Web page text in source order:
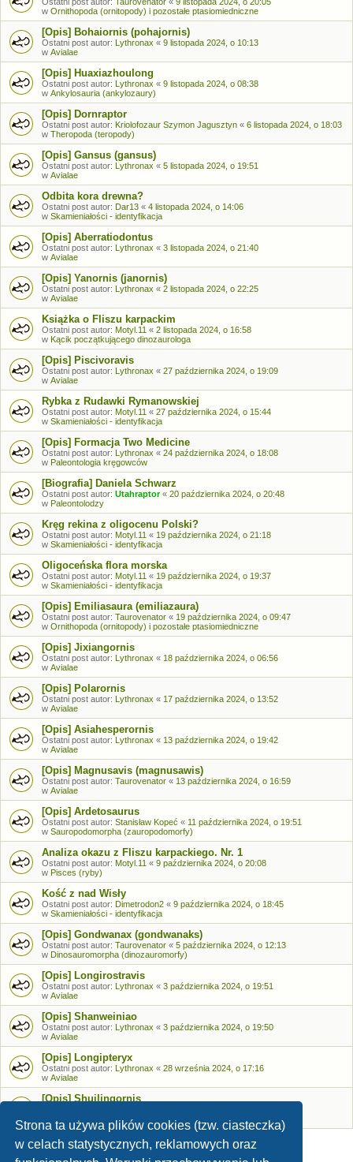
Strona ta używa plików cookies (tzw. ciasteczka)
w celach statystycznych, reklamowych oraz
w Ornithopoda (ornitopody) i pozostałe ptasiomiedniczne
[Opis] Bohaiornis (pohajornis)
Ostatni post autor: Lythronax « 9 listopada 2024, o 10:13
w Avialae
[Opis] Huaxiazhoulong
Ostatni post autor: Lythronax « 9 listopada 2024, o 08:38
w Ankylosauria (ankylozaury)
[Opis] Dornraptor
Ostatni post autor: Kriolofozaur Szymon Jagusztyn « 6 listopada 2024, o 18:03
w Theropoda (teropody)
[Opis] Gansus (gansus)
Ostatni post autor: Lythronax « 5 listopada 2024, o 19:51
w Avialae
Odbita kora drewna?
Ostatni post autor: Dar13 « 4 listopada 2024, o 14:06
w Skamieniałości - identyfikacja
[Opis] Aberratiodontus
Ostatni post autor: Lythronax « 3 listopada 2024, o 21:40
w Avialae
[Opis] Yanornis (janornis)
Ostatni post autor: Lythronax « 2 listopada 2024, o 22:25
w Avialae
Książka o Fliszu karpackim
Ostatni post autor: Motyl.11 « 2 listopada 2024, o 16:58
w Kącik początkującego dinozaurologa
[Opis] Piscivoravis
Ostatni post autor: Lythronax « 27 października 2024, o 19:09
w Avialae
Rybka z Rudawki Rymanowskiej
Ostatni post autor: Motyl.11 « 27 października 2024, o 15:44
w Skamieniałości - identyfikacja
[Opis] Formacja Two Medicine
Ostatni post autor: Lythronax « 24 października 2024, o 18:08
w Paleontologia kręgowców
[Biografia] Daniela Schwarz
Ostatni post autor: Utahraptor« 20 października 2024, o 20:48
w Paleontolodzy
Kręg rekina z oligocenu Polski?
Ostatni post autor: Motyl.11 « 19 października 2024, o 21:18
w Skamieniałości - identyfikacja
Oligoceńska flora morska
Ostatni post autor: Motyl.11 « 19 października 2024, o 19:37
w Skamieniałości - identyfikacja
[Opis] Emiliasaura (emiliazaura)
Ostatni post autor: Taurovenator « 19 października 2024, o 09:47
w Ornithopoda (ornitopody) i pozostałe ptasiomiedniczne
[Opis] Jixiangornis
Ostatni post autor: Lythronax « 18 października 2024, o 06:56
w Avialae
[Opis] Polarornis
Ostatni post autor: Lythronax « 17 października 2024, o 13:52
w Avialae
[Opis] Asiahesperornis
Ostatni post autor: Lythronax « 13 października 2024, o 19:42
w Avialae
[Opis] Magnusavis (magnusawis)
Ostatni post autor: Taurovenator « 13 października 2024, o 16:59
w Avialae
[Opis] Ardetosaurus
Ostatni post autor: Stanisław Kopeć « 11 października 2024, o 19:51
w Sauropodomorpha (zauropodomorfy)
Analiza okazu z Fliszu karpackiego. Nr. 1
Ostatni post autor: Motyl.11 « 9 października 2024, o 20:08
w Pisces (ryby)
Kość z nad Wisły
Ostatni post autor: Dimetrodon2 « 9 października 2024, o 18:45
w Skamieniałości - identyfikacja
[Opis] Gondwanax (gondwanaks)
Ostatni post autor: Taurovenator « 5 października 2024, o 12:13
w Dinosauromorpha (dinozauromorfy)
[Opis] Longirostravis
Ostatni post autor: Lythronax « 3 października 2024, o 19:51
w Avialae
[Opis] Shanweiniao
Ostatni post autor: Lythronax « 3 października 2024, o 19:50
w Avialae
[Opis] Longipteryx
Ostatni post autor: Lythronax « 28 września 2024, o 17:16
w Avialae
[Opis] Shuilingornis